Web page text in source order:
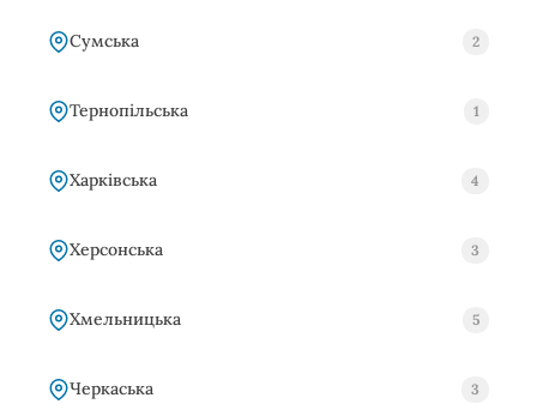
Сумська 2
Тернопільська 1
Харківська 4
Херсонська 3
Хмельницька 5
Черкаська 3